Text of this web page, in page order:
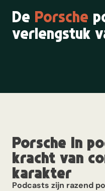
De Porsche
verlengstuk
Porsche in
kracht van
karakter
Podcasts zijn razend